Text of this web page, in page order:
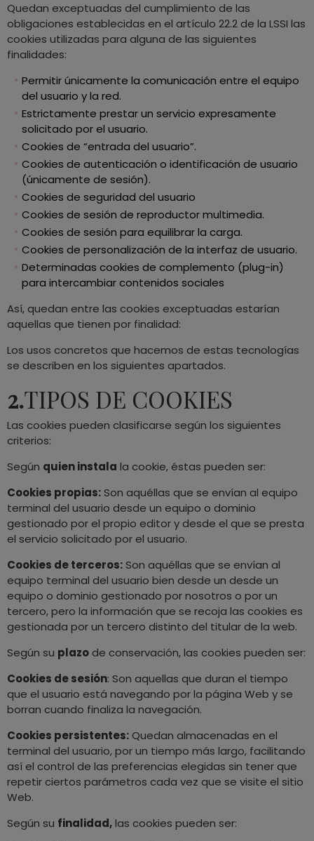
Quedan exceptuadas del cumplimiento de las
obligaciones establecidas en el artículo 22.2 de la LSSI las
cookies utilizadas para alguna de las siguientes
finalidades:
Permitir únicamente la comunicación entre el equipo
del usuario y la red.
Estrictamente prestar un servicio expresamente
solicitado por el usuario.
Cookies de “entrada del usuario”.
Cookies de autenticación o identificación de usuario
(únicamente de sesión).
Cookies de seguridad del usuario
Cookies de sesión de reproductor multimedia.
Cookies de sesión para equilibrar la carga.
Cookies de personalización de la interfaz de usuario.
Determinadas cookies de complemento (plug-in)
para intercambiar contenidos sociales
Así, quedan entre las cookies exceptuadas estarían
aquellas que tienen por finalidad:
Los usos concretos que hacemos de estas tecnologías
se describen en los siguientes apartados.
2.TIPOS DE COOKIES
Las cookies pueden clasificarse según los siguientes
criterios:
Según quien instala la cookie, éstas pueden ser:
Cookies propias:Son aquéllas que se envían al equipo
terminal del usuario desde un equipo o dominio
gestionado por el propio editor y desde el que se presta
el servicio solicitado por el usuario.
Cookies de terceros:Son aquéllas que se envían al
equipo terminal del usuario bien desde un desde un
equipo o dominio gestionado por nosotros o por un
tercero, pero la información que se recoja las cookies es
gestionada por un tercero distinto del titular de la web.
Según su plazode conservación, las cookies pueden ser:
Cookies de sesión: Son aquellas que duran el tiempo
que el usuario está navegando por la página Web y se
borran cuando finaliza la navegación.
Cookies persistentes: Quedan almacenadas en el
terminal del usuario, por un tiempo más largo, facilitando
así el control de las preferencias elegidas sin tener que
repetir ciertos parámetros cada vez que se visite el sitio
Web.
Según su finalidad,las cookies pueden ser: